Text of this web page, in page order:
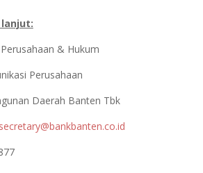
& Hukum
Perusahaan
Daerah Banten Tbk